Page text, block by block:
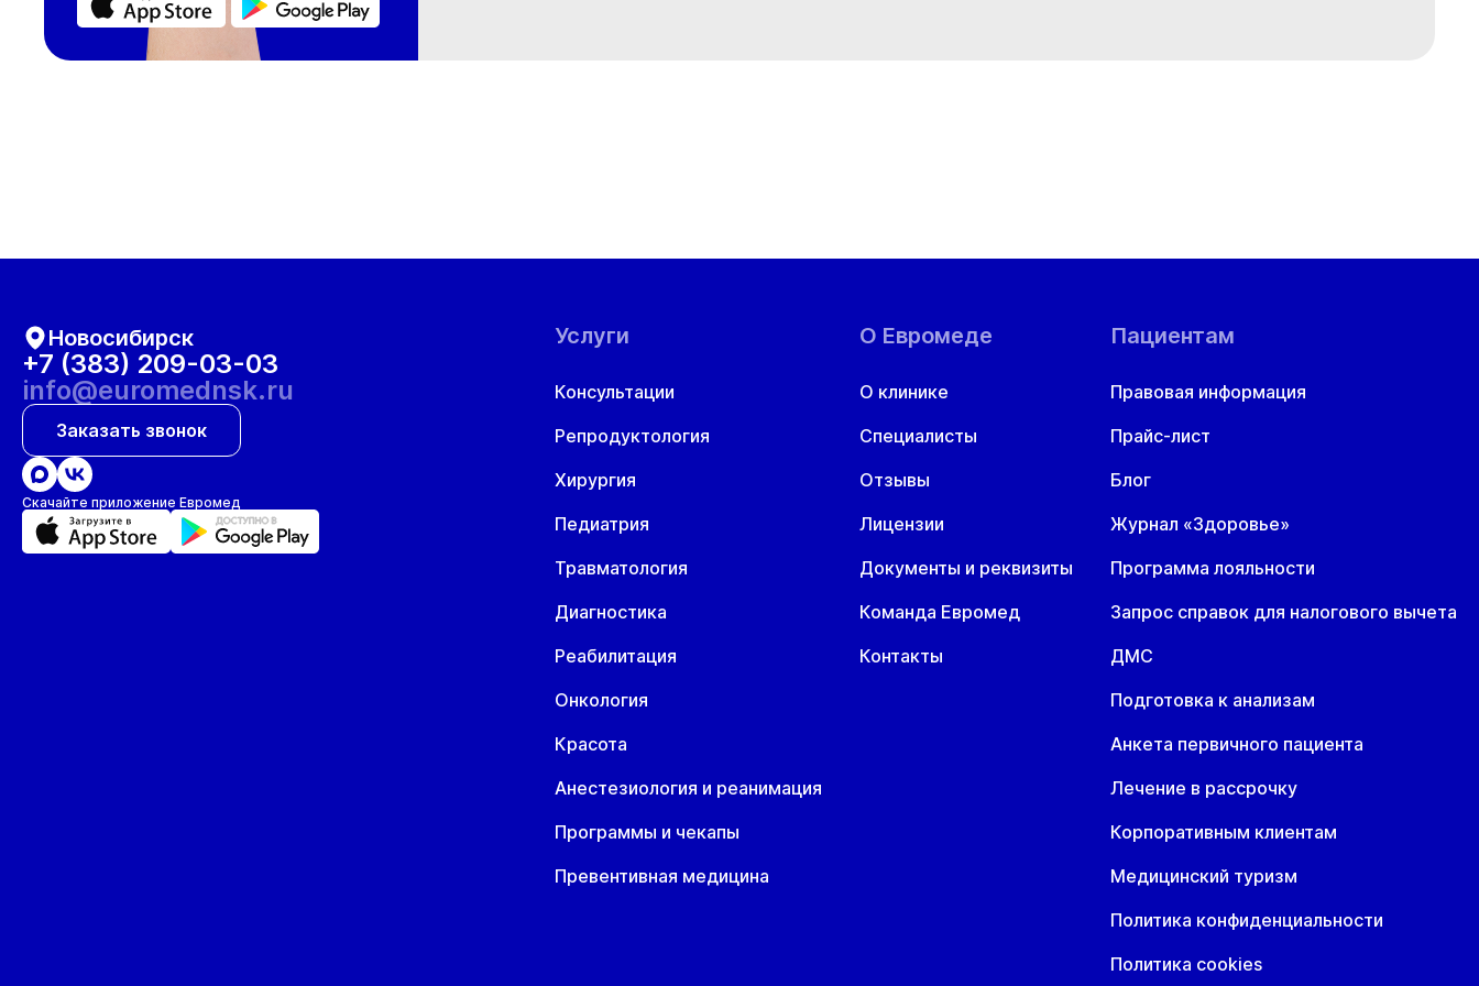
Новосибирск
+7 (383) 209-03-03
info@euromednsk.ru
Заказать звонок
Скачайте приложение Евромед
Услуги
Консультации
Репродуктология
Хирургия
Педиатрия
Травматология
Диагностика
Реабилитация
Онкология
Красота
Анестезиология и реанимация
Программы и чекапы
Превентивная медицина
О Евромеде
О клинике
Специалисты
Отзывы
Лицензии
Документы и реквизиты
Команда Евромед
Контакты
Пациентам
Правовая информация
Прайс-лист
Блог
Журнал «Здоровье»
Программа лояльности
Запрос справок для налогового вычета
ДМС
Подготовка к анализам
Анкета первичного пациента
Лечение в рассрочку
Корпоративным клиентам
Медицинский туризм
Политика конфиденциальности
Политика cookies